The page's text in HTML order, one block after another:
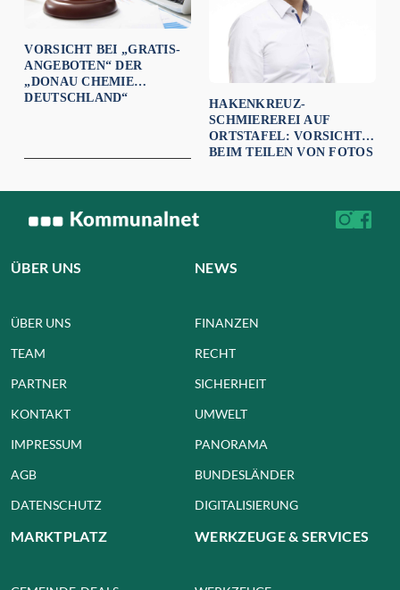
VORSICHT BEI „GRATIS-
ANGEBOTEN“ DER
„DONAU CHEMIE
DEUTSCHLAND“
HAKENKREUZ-
SCHMIEREREI AUF
ORTSTAFEL: VORSICHT
BEIM TEILEN VON FOTOS
ÜBER UNS
ÜBER UNS
TEAM
PARTNER
KONTAKT
IMPRESSUM
AGB
DATENSCHUTZ
NEWS
FINANZEN
RECHT
SICHERHEIT
UMWELT
PANORAMA
BUNDESLÄNDER
DIGITALISIERUNG
MARKTPLATZ WERKZEUGE & SERVICES